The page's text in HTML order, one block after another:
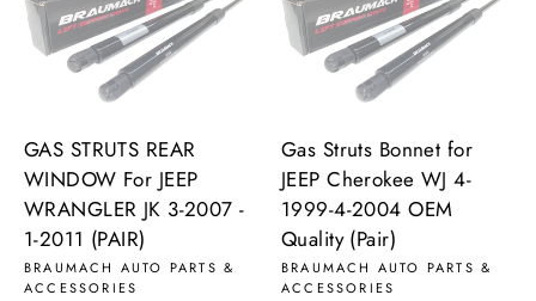
GAS STRUTS REAR
WINDOW For JEEP
WRANGLER JK 3-2007 -
1-2011 (PAIR)
BRAUMACH AUTO PARTS &
ACCESSORIES
Gas Struts Bonnet for
JEEP Cherokee WJ 4-
1999-4-2004 OEM
Quality (Pair)
BRAUMACH AUTO PARTS &
ACCESSORIES